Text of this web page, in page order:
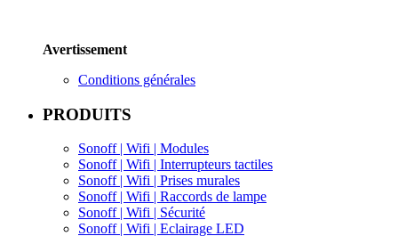
Avertissement
Conditions générales
PRODUITS
Sonoff | Wifi | Modules
Sonoff | Wifi | Interrupteurs tactiles
Sonoff | Wifi | Prises murales
Sonoff | Wifi | Raccords de lampe
Sonoff | Wifi | Sécurité
Sonoff | Wifi | Eclairage LED